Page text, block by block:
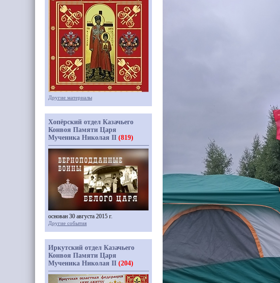
Другие материалы
Хопёрский отдел Казачьего
Конвоя Памяти Царя
Мученика Николая II (819)
основан 30 августа 2015 г.
Другие события
Иркутский отдел Казачьего
Конвоя Памяти Царя
Мученика Николая II (204)